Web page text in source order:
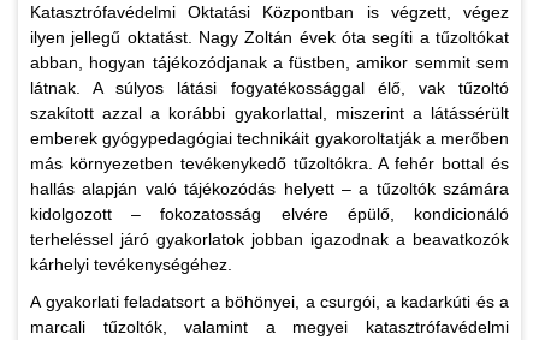
Katasztrófavédelmi Oktatási Központban is végzett, végez
ilyen jellegű oktatást. Nagy Zoltán évek óta segíti a tűzoltókat
abban, hogyan tájékozódjanak a füstben, amikor semmit sem
látnak. A súlyos látási fogyatékossággal élő, vak tűzoltó
szakított azzal a korábbi gyakorlattal, miszerint a látássérült
emberek gyógypedagógiai technikáit gyakoroltatják a merőben
más környezetben tevékenykedő tűzoltókra. A fehér bottal és
hallás alapján való tájékozódás helyett – a tűzoltók számára
kidolgozott – fokozatosság elvére épülő, kondicionáló
terheléssel járó gyakorlatok jobban igazodnak a beavatkozók
kárhelyi tevékenységéhez.
A gyakorlati feladatsort a böhönyei, a csurgói, a kadarkúti és a
marcali tűzoltók, valamint a megyei katasztrófavédelmi